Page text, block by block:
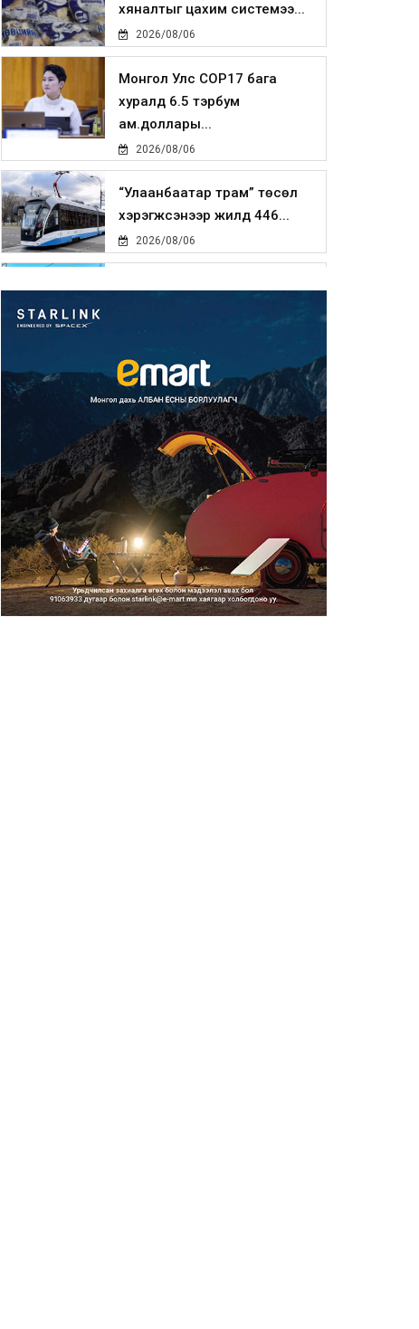
хяналтыг цахим системээ...
2026/08/06
Монгол Улс COP17 бага
хуралд 6.5 тэрбум
ам.доллары...
2026/08/06
“Улаанбаатар трам” төсөл
хэрэгжсэнээр жилд 446...
2026/08/06
2026/08/06
Улаанбаатарт өдөртөө 29 хэм
дулаан
2026/08/06
Прокурорын байгууллага
өнгөрсөн долоо хоногт 29,44...
2026/08/05
Тэгш, сондгойгоор замын
хөдөлгөөнд оролцох зохицуу...
2026/08/05